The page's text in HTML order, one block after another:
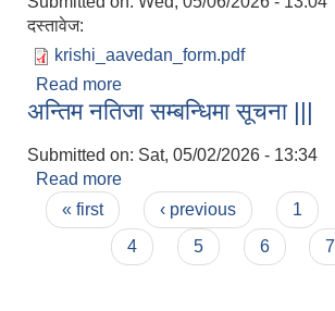
दस्तावेज:
krishi_aavedan_form.pdf
Read more
आवेदन पेश गर्ने सम्बन्धि सूचना |||
अन्तिम नतिजा सम्बन्धिमा सूचना |||
Submitted on: Sat, 05/02/2026 - 13:34
Read more
Pages
« first ‹ previous 1
4
5 6 7